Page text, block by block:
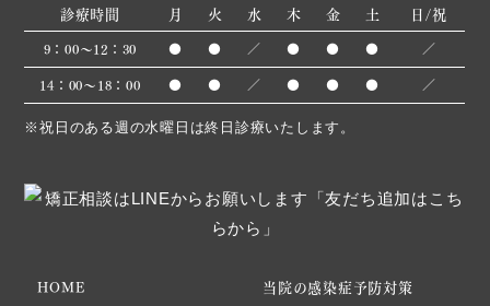
診療時間 月 火 水 木 金 土 日/祝
9：00～12：30 ● ● ／ ● ● ●
／
14：00～18：00
● ● ／ ● ● ● ／
※祝日のある週の水曜日は終日診療いたします。
HOME
当院の感染症予防対策